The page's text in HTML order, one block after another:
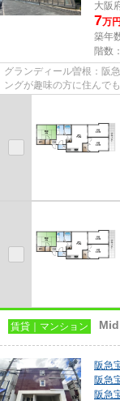
大阪
7万円
築年
階数
グランディール曽根：阪
ングが趣味の方に住んで
賃貸｜マンション
阪急
阪急
阪急